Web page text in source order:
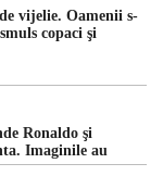
vijelie. Oamenii s-
copaci şi
Ronaldo şi
Imaginile au